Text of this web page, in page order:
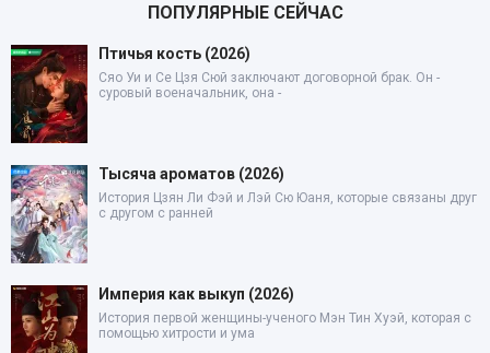
ПОПУЛЯРНЫЕ СЕЙЧАС
Птичья кость (2026)
Сяо Уи и Се Цзя Сюй заключают договорной брак. Он -
суровый военачальник, она -
Тысяча ароматов (2026)
История Цзян Ли Фэй и Лэй Сю Юаня, которые связаны друг
с другом с ранней
Империя как выкуп (2026)
История первой женщины-ученого Мэн Тин Хуэй, которая с
помощью хитрости и ума